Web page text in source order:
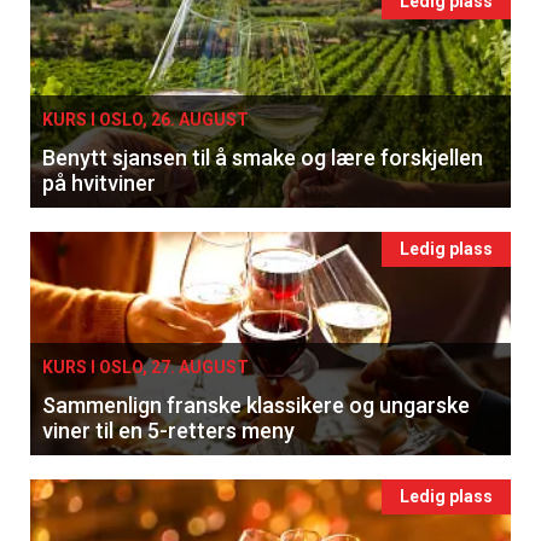
KURS I OSLO, 26. AUGUST
Benytt sjansen til å smake og lære forskjellen
på hvitviner
Ledig plass
KURS I OSLO, 27. AUGUST
Sammenlign franske klassikere og ungarske
viner til en 5-retters meny
Ledig plass